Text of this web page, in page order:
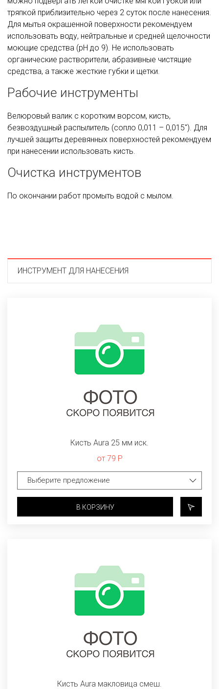
тряпкой приблизительно через 2 суток после нанесения.
Для мытья окрашенной поверхности рекомендуем
использовать воду, нейтральные и средней щелочности
моющие средства (рН до 9). Не использовать
органические растворители, абразивные чистящие
средства, а также жесткие губки и щетки.
Рабочие инструменты
Велюровый валик с коротким ворсом, кисть,
безвоздушный распылитель (сопло 0,011 – 0,015''). Для
лучшей защиты деревянных поверхностей рекомендуем
при нанесении использовать кисть.
Очистка инструментов
По окончании работ промыть водой с мылом.
ИНСТРУМЕНТ ДЛЯ НАНЕСЕНИЯ
Кисть Aura 25 мм иск.
от 79 Р
В КОРЗИНУ
Кисть Aura макловица смеш.